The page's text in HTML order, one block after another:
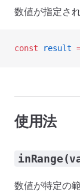
数値が指定さ
const result
使用法
数値が特定の